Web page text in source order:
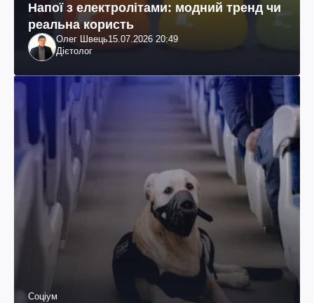
Напої з електролітами: модний тренд чи
реальна користь
Олег Швець15.07.2026 20:49
Дієтолог
Соціум